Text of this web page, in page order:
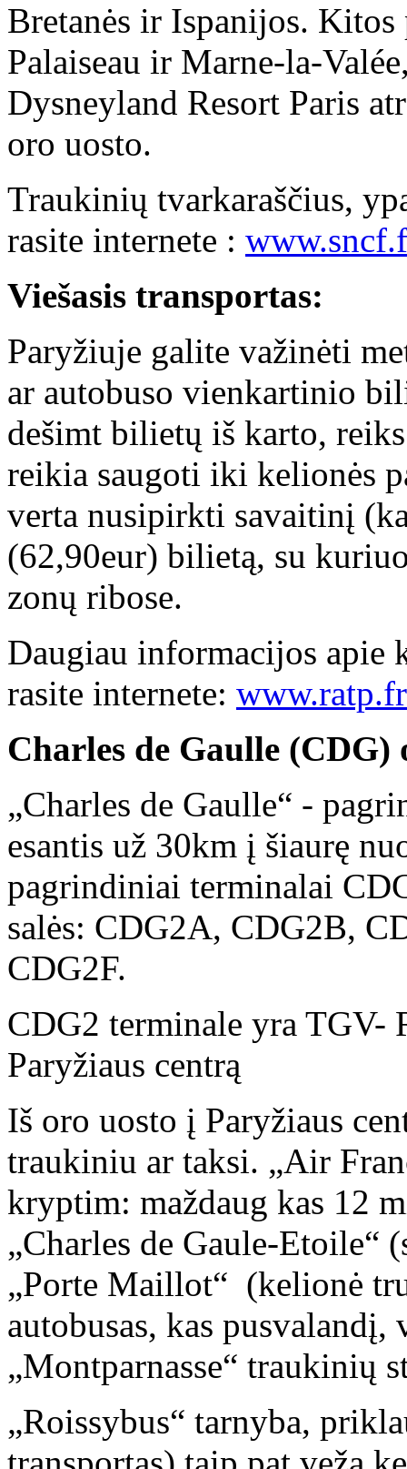
Bretanės ir Ispanijos.
Palaiseau ir Marne-la-
Dysneyland Resort Paris
oro uosto.
Traukinių tvarkaraščius,
rasite internete :
Viešasis transportas:
Paryžiuje galite važinėti
ar autobuso vienkartinio
dešimt bilietų iš karto,
reikia saugoti iki kelionės
verta nusipirkti savaitinį
(62,90eur) bilietą, su
zonų ribose.
Daugiau informacijos apie
rasite internete: www.ratp.fr
Charles de Gaulle (CDG)
„Charles de Gaulle“ -
esantis už 30km į šiaurę
pagrindiniai terminalai
salės: CDG2A, CDG2B,
CDG2F.
CDG2 terminale yra TGV-
Paryžiaus centrą
Iš oro uosto į Paryžiaus
traukiniu ar taksi. „Air
kryptim: maždaug kas 12
„Charles de Gaule-
„Porte Maillot“ (kelionė
autobusas, kas pusvalandį,
„Montparnasse“ traukinių
„Roissybus“ tarnyba,